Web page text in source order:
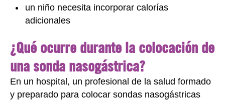
un niño necesita incorporar calorías
adicionales
¿Qué ocurre durante la colocación de
una sonda nasogástrica?
En un hospital, un profesional de la salud formado
y preparado para colocar sondas nasogástricas